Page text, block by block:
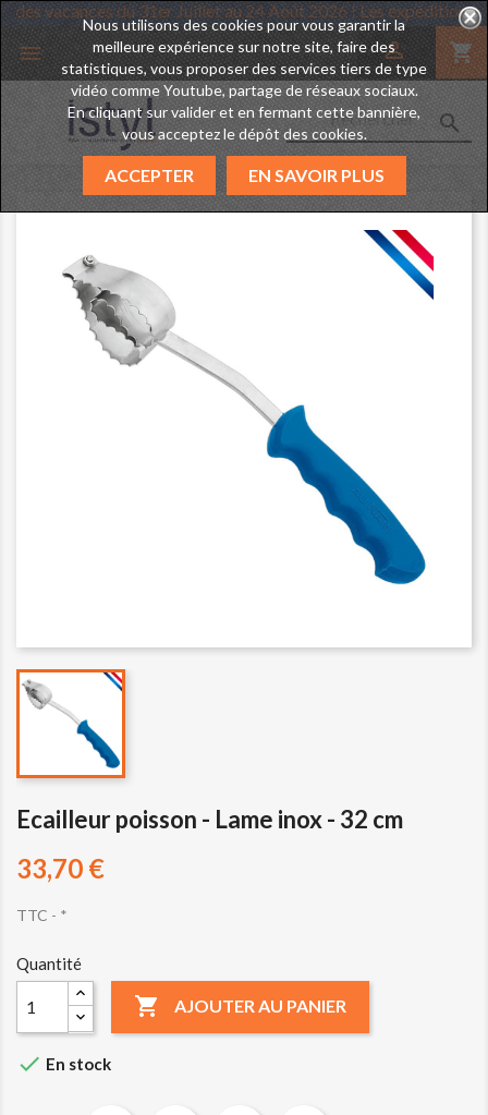
prend des vacances du 31er Juillet au 24 Août 2026 ! Les
 shopping_cart


Nous utilisons des cookies pour vous garantir la
meilleure expérience sur notre site, faire des
statistiques, vous proposer des services tiers de type
vidéo comme Youtube, partage de réseaux sociaux.
En cliquant sur valider et en fermant cette bannière,
vous acceptez le dépôt des cookies.
ACCEPTER EN SAVOIR PLUS
Ecailleur poisson - Lame inox - 32 cm
33,70 €
TTC *
Quantité
 AJOUTER AU PANIER
 En stock